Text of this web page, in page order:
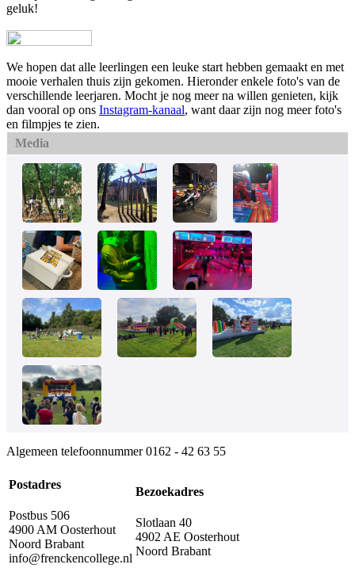
geluk!
We hopen dat alle leerlingen een leuke start hebben gemaakt en met
mooie verhalen thuis zijn gekomen. Hieronder enkele foto's van de
verschillende leerjaren. Mocht je nog meer na willen genieten, kijk
dan vooral op ons Instagram-kanaal, want daar zijn nog meer foto's
en filmpjes te zien.
Media
Algemeen telefoonnummer0162 - 42 63 55
Postadres
Postbus 506
4900 AM Oosterhout
Noord Brabant
info@frenckencollege.nl
Bezoekadres
Slotlaan 40
4902 AE Oosterhout
Noord Brabant